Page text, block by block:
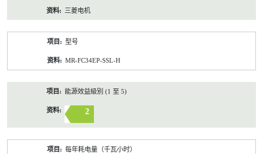
三菱电机
型号
MR-FC34EP-SSL-H
能源效益級別 (1 至 5)
2
每年耗电量（千瓦小时）